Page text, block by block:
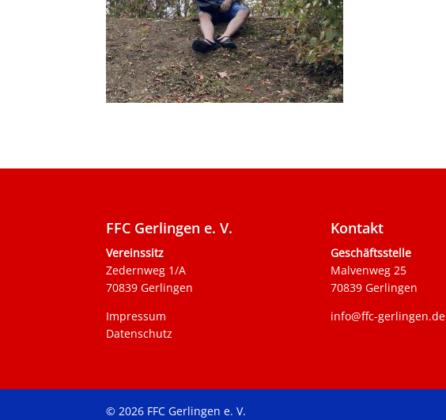
FFC Gerlingen e. V.
Vereinssitz
Zedernweg 1/A
70839 Gerlingen
Impressum
Datenschutz
Kontakt
Geschäftsstelle
Malvenweg 25
70839 Gerlingen
info@ffc-gerlingen.de
© 2026 FFC Gerlingen e. V.